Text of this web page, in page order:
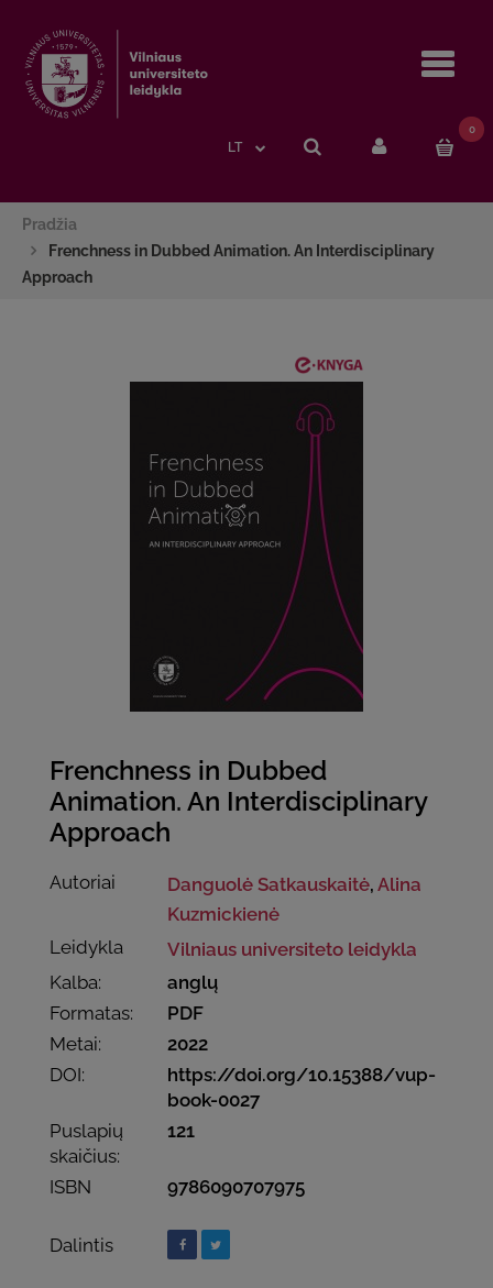
LT
0
Pradžia
Frenchness in Dubbed Animation. An Interdisciplinary
Approach
Frenchness in Dubbed
Animation. An Interdisciplinary
Approach
Autoriai Danguolė Satkauskaitė,Alina
Kuzmickienė
Leidykla
Vilniaus universiteto leidykla
Kalba:
anglų
Formatas:
PDF
Metai:
2022
DOI:
https://doi.org/10.15388/vup-
book-0027
Puslapių
skaičius:
121
ISBN 9786090707975
Dalintis